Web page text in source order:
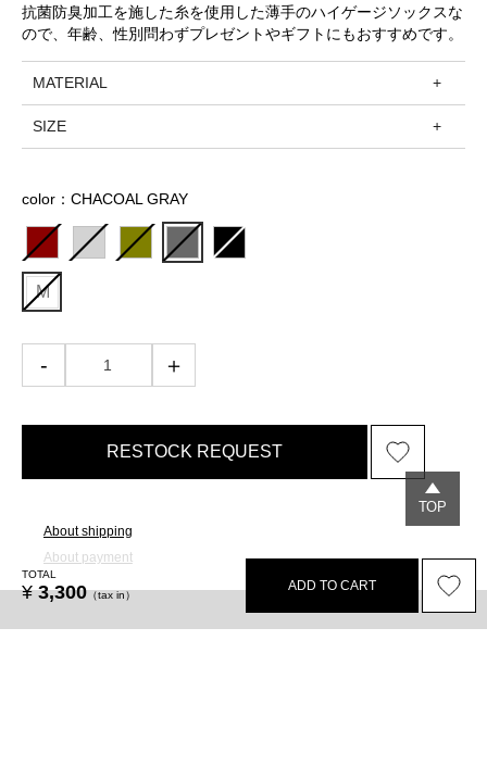
抗菌防臭加工を施した糸を使用した薄手のハイゲージソックスな
ので、年齢、性別問わずプレゼントやギフトにもおすすめです。
MATERIAL
SIZE
color：CHACOAL GRAY
M
RESTOCK REQUEST
About shipping
About payment
TOTAL
¥3,300（tax in）
ADD TO CART
TOP